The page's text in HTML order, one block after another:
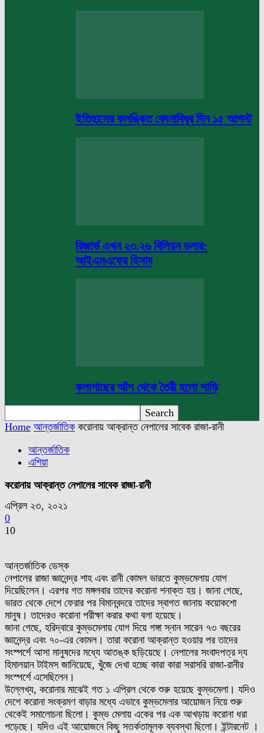
ইতিহাসের কলঙ্কিত বেদনাবিধুর দিন ১৫ আগস্ট
রিজার্ভ এখন ২৩.২৬ বিলিয়ন ডলার:
আইএমএফের হিসাব
কলাগাছের আঁশ থেকে তৈরী হলো শাড়ি
Home আন্তর্জাতিক করোনায় আক্রান্ত নেপালের সাবেক রাজা-রানী
আন্তর্জাতিক
এশিয়া
করোনায় আক্রান্ত নেপালের সাবেক রাজা-রানী
এপ্রিল ২৩, ২০২১
0
10
আন্তর্জাতিক ডেস্ক
নেপালের রাজা জ্ঞানেন্দ্র শাহ এবং রানী কোমল ভারতে কুম্ভমেলায় যোগ
দিয়েছিলেন। এরপর গত মঙ্গলবার তাদের করোনা শনাক্ত হয়। জানা গেছে,
ভারত থেকে দেশে ফেরার পর বিমানবন্দরে তাদের স্বাগত জানায় কয়োকশো
মানুষ। তাদেরও করোনা পরীক্ষা করার কথা বলা হয়েছে।
জানা গেছে, হরিদ্বারে কুম্ভমেলায় যোগ দিয়ে গঙ্গা স্নান সারেন ৭৩ বছরের
জ্ঞানেন্দ্র এবং ৭০-এর কোমল। তারা করোনা আক্রান্ত হওয়ার পর তাদের
সংস্পর্শে আসা মানুষদের মধ্যে আতঙ্ক ছড়িয়েছে। নেপালের সংবাদপত্র দ্য
হিমালয়ান টাইমস জানিয়েছে, খুঁজে দেখা হচ্ছে কারা কারা সরাসরি রাজা-রানীর
সংস্পর্শে এসেছিলেন।
উল্লেখ্য, করোনার মাঝেই গত ১ এপ্রিল থেকে শুরু হয়েছে কুম্ভমেলা। যদিও
দেশে করোনা সংক্রমণ বাড়ার মধ্যে এভাবে কুম্ভমেলার আয়োজন নিয়ে শুরু
থেকেই সমালোচনা ছিলো। কুম্ভ মেলায় একের পর এক আখড়ায় করোনা ধরা
পড়েছে। যদিও এই আয়োজনে কিছু সতর্কতামূলক ব্যবস্থা ছিলো। ইন্টারনেট ।